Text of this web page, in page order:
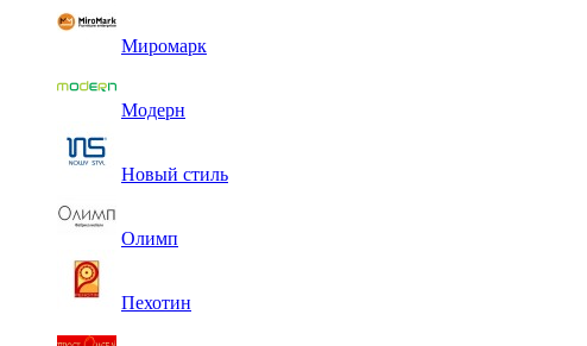
Миромарк
Модерн
Новый стиль
Олимп
Пехотин